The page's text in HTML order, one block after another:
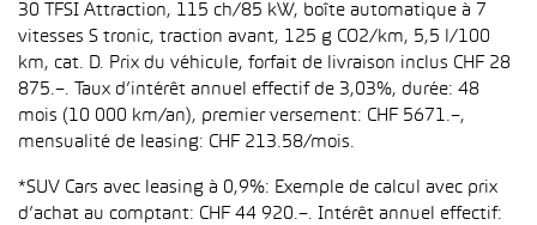
30 TFSI Attraction, 115 ch/85 kW, boîte automatique à 7
vitesses S tronic, traction avant, 125 g CO2/km, 5,5 l/100
km, cat. D. Prix du véhicule, forfait de livraison inclus CHF 28
875.–. Taux d’intérêt annuel effectif de 3,03%, durée: 48
mois (10 000 km/an), premier versement: CHF 5671.–,
mensualité de leasing: CHF 213.58/mois.
*SUV Cars avec leasing à 0,9%: Exemple de calcul avec prix
d’achat au comptant: CHF 44 920.–. Intérêt annuel effectif: